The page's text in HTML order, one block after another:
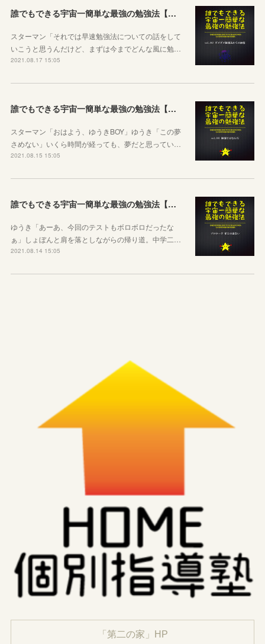
誰でもできる宇宙一簡単な最強の勉強法【第二話：ダメダメ勉強法からの刺客】
スターマン「それでは早速勉強法についての話をして
いこうと思うんだけど、まずは今までどんな風に勉…
2021.08.17 15:05
誰でもできる宇宙一簡単な最強の勉強法【第一話：勉強とはなんだ】
スターマン「おはよう、ゆうきBOY」ゆうき「この夢
さめない」いくら時間が経っても、夢だと思ってい…
2021.08.15 15:05
誰でもできる宇宙一簡単な最強の勉強法【プロローグ：星との出会い】
ゆうき「あーあ、今回のテストもボロボロだったな
ぁ」しょぼんと肩を落としながらの帰り道。中学二…
2021.08.14 15:05
「第二の家」HP